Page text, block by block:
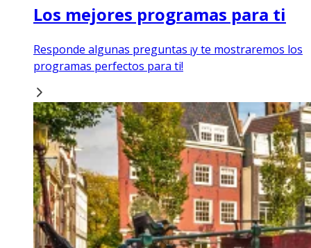
Los mejores programas para ti
Responde algunas preguntas ¡y te mostraremos los
programas perfectos para ti!